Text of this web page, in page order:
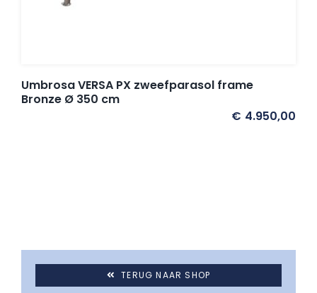
Umbrosa VERSA PX zweefparasol frame
Bronze Ø 350 cm
€ 4.950,00
TERUG NAAR SHOP